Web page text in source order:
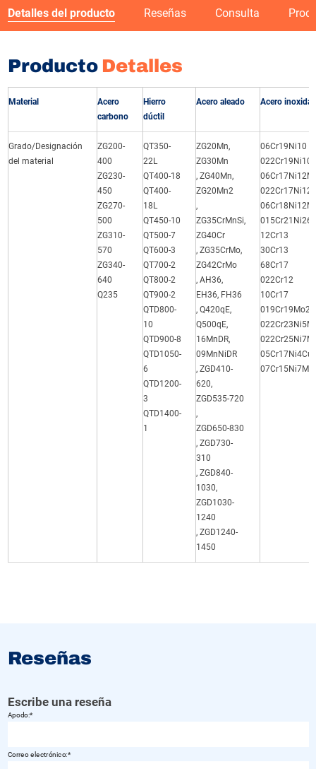
Detalles del producto Reseñas Consulta
Producto Detalles
Material
Acero
carbono
Hierro
dúctil
Acero aleado Acero
Grado/Designación
del material
ZG200-
400
ZG230-
450
ZG270-
500
ZG310-
570
ZG340-
640
Q235
QT350-
22L
QT400-18
QT400-
18L
QT450-10
QT500-7
QT600-3
QT700-2
QT800-2
QT900-2
QTD800-
10
QTD900-8
QTD1050-
6
QTD1200-
3
QTD1400-
1
ZG20Mn,
ZG30Mn
, ZG40Mn,
ZG20Mn2
,
ZG35CrMnSi,
ZG40Cr
, ZG35CrMo,
ZG42CrMo
, AH36,
EH36, FH36
, Q420qE,
Q500qE,
16MnDR,
09MnNiDR
, ZGD410-
620,
ZGD535-720
,
ZGD650-830
, ZGD730-
310
, ZGD840-
1030,
ZGD1030-
1240
, ZGD1240-
1450
06Cr19Ni10
022Cr19Ni10
12Cr13
30Cr13
68Cr17
022Cr12
10Cr17
Reseñas
Escribe una reseña
Apodo:
Correo electrónico: